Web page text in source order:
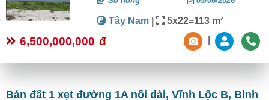
Tây Nam | 5x22=113 m²
6,500,000,000 đ
Bán đất 1 xẹt đường 1A nối dài, Vĩnh Lộc B, Bình